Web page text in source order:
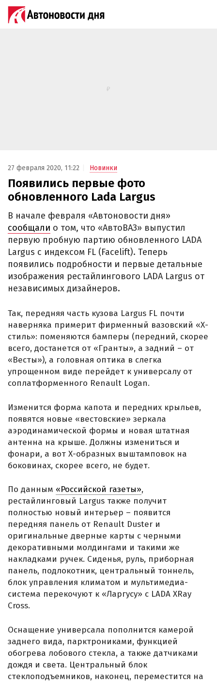
27 февраля 2020, 11:22 Новинки
Появились первые фото
обновленного Lada Largus
В начале февраля «Автоновости дня»
сообщали о том, что «АвтоВАЗ» выпустил
первую пробную партию обновленного LADA
Largus с индексом FL (Facelift). Теперь
появились подробности и первые детальные
изображения рестайлингового LADA Largus от
независимых дизайнеров.
Так, передняя часть кузова Largus FL почти
наверняка примерит фирменный вазовский «Х-
стиль»: поменяются бамперы (передний, скорее
всего, достанется от «Гранты», а задний – от
«Весты»), а головная оптика в слегка
упрощенном виде перейдет к универсалу от
соплатформенного Renault Logan.
Изменится форма капота и передних крыльев,
появятся новые «вестовские» зеркала
аэродинамической формы и новая штатная
антенна на крыше. Должны измениться и
фонари, а вот Х-образных выштамповок на
боковинах, скорее всего, не будет.
По данным «Российской газеты»,
рестайлинговый Largus также получит
полностью новый интерьер – появится
передняя панель от Renault Duster и
оригинальные дверные карты с черными
декоративными молдингами и такими же
накладками ручек. Сиденья, руль, приборная
панель, подлокотник, центральный тоннель,
блок управления климатом и мультимедиа-
система перекочуют к «Ларгусу» с LADA XRay
Cross.
Оснащение универсала пополнится камерой
заднего вида, парктрониками, функцией
обогрева лобового стекла, а также датчиками
дождя и света. Центральный блок
стеклоподъемников, наконец, переместится на